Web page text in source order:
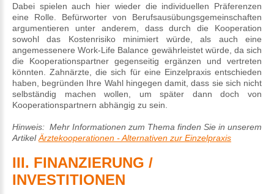
Dabei spielen auch hier wieder die individuellen Präferenzen
eine Rolle. Befürworter von Berufsausübungsgemeinschaften
argumentieren unter anderem, dass durch die Kooperation
sowohl das Kostenrisiko minimiert würde, als auch eine
angemessenere Work-Life Balance gewährleistet würde, da sich
die Kooperationspartner gegenseitig ergänzen und vertreten
könnten. Zahnärzte, die sich für eine Einzelpraxis entschieden
haben, begründen Ihre Wahl hingegen damit, dass sie sich nicht
selbständig machen wollen, um später dann doch von
Kooperationspartnern abhängig zu sein.
Hinweis: Mehr Informationen zum Thema finden Sie in unserem
ArtikelÄrztekooperationen - Alternativen zur Einzelpraxis
III. FINANZIERUNG /
INVESTITIONEN